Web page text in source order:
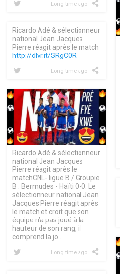
Long time ago
Ricardo Adé & sélectionneur
national Jean Jacques
Pierre réagit après le match
http://dlvr.it/SRgC0R
Long time ago
Ricardo Adé & sélectionneur
national Jean Jacques
Pierre réagit après le
matchCNL- ligue B / Groupie
B . Bermudes - Haïti 0-0. Le
sélectionneur national Jean
Jacques Pierre réagit après
le match et croit que son
équipe n’a pas joué à la
hauteur de son rang, il
comprend la jo…
Long time ago